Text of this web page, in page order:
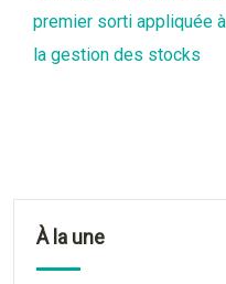
premier sorti appliquée à
la gestion des stocks
À la une